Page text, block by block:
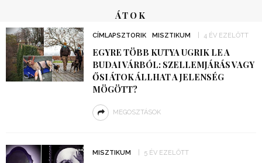
ÁTOK
CÍMLAPSZTORIK MISZTIKUM 4 ÉV EZELŐTT
EGYRE TÖBB KUTYA UGRIK LE A
BUDAI VÁRBÓL: SZELLEMJÁRÁS VAGY
ŐSI ÁTOK ÁLLHAT A JELENSÉG
MÖGÖTT?
MEGOSZTÁSOK
MISZTIKUM 5 ÉV EZELŐTT